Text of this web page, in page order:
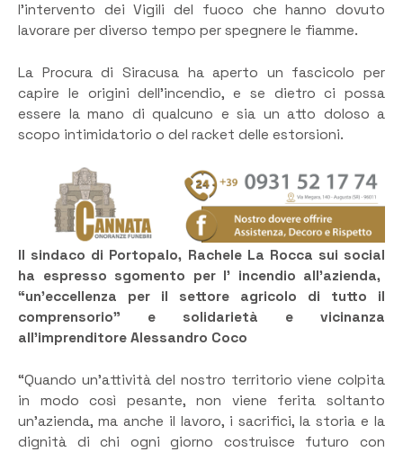
l’intervento dei Vigili del fuoco che hanno dovuto
lavorare per diverso tempo per spegnere le fiamme.
La Procura di Siracusa ha aperto un fascicolo per
capire le origini dell’incendio, e se dietro ci possa
essere la mano di qualcuno e sia un atto doloso a
scopo intimidatorio o del racket delle estorsioni.
Il sindaco di Portopalo, Rachele La Rocca sui social
ha espresso sgomento per l’ incendio all’azienda,
“un’eccellenza per il settore agricolo di tutto il
comprensorio” e solidarietà e vicinanza
all’imprenditore Alessandro Coco
“Quando un’attività del nostro territorio viene colpita
in modo così pesante, non viene ferita soltanto
un’azienda, ma anche il lavoro, i sacrifici, la storia e la
dignità di chi ogni giorno costruisce futuro con